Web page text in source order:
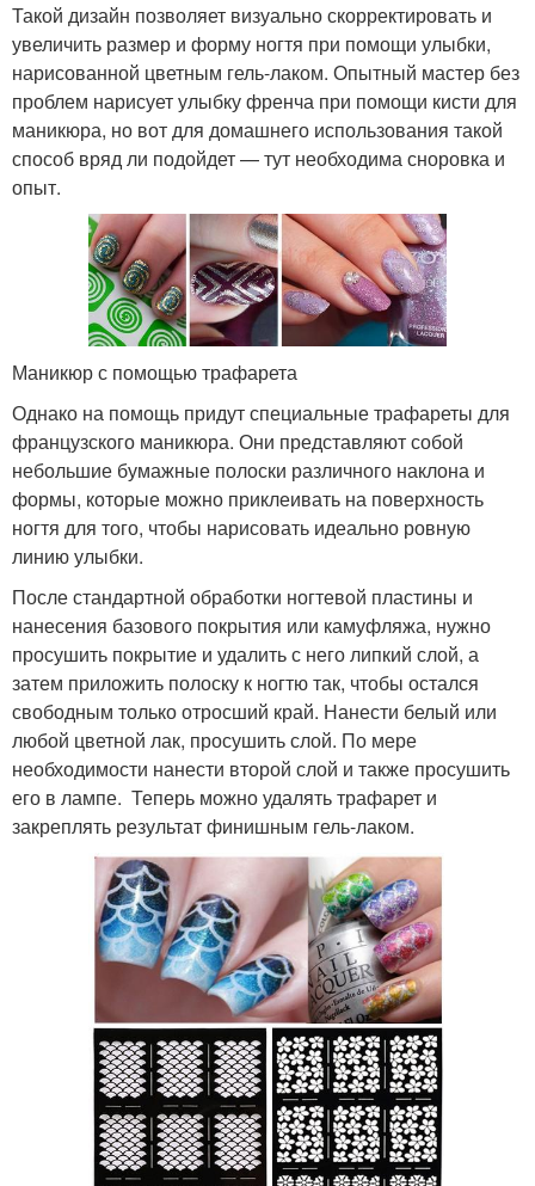
Такой дизайн позволяет визуально скорректировать и
увеличить размер и форму ногтя при помощи улыбки,
нарисованной цветным гель-лаком. Опытный мастер без
проблем нарисует улыбку френча при помощи кисти для
маникюра, но вот для домашнего использования такой
способ вряд ли подойдет — тут необходима сноровка и
опыт.
Маникюр с помощью трафарета
Однако на помощь придут специальные трафареты для
французского маникюра. Они представляют собой
небольшие бумажные полоски различного наклона и
формы, которые можно приклеивать на поверхность
ногтя для того, чтобы нарисовать идеально ровную
линию улыбки.
После стандартной обработки ногтевой пластины и
нанесения базового покрытия или камуфляжа, нужно
просушить покрытие и удалить с него липкий слой, а
затем приложить полоску к ногтю так, чтобы остался
свободным только отросший край. Нанести белый или
любой цветной лак, просушить слой. По мере
необходимости нанести второй слой и также просушить
его в лампе. Теперь можно удалять трафарет и
закреплять результат финишным гель-лаком.